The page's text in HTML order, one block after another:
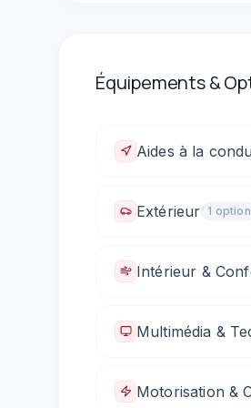
Équipements &
Aides à la
Régulateur de vitesse
Extérieur 1 option
Rétroviseurs
Intérieur &
Climatisation
Sièges arrière
Multimédia &
Bluetooth
Motorisation &